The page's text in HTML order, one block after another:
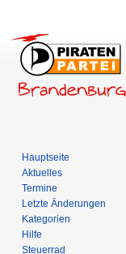
Hauptseite
Aktuelles
Termine
Letzte Änderungen
Kategorien
Hilfe
Steuerrad